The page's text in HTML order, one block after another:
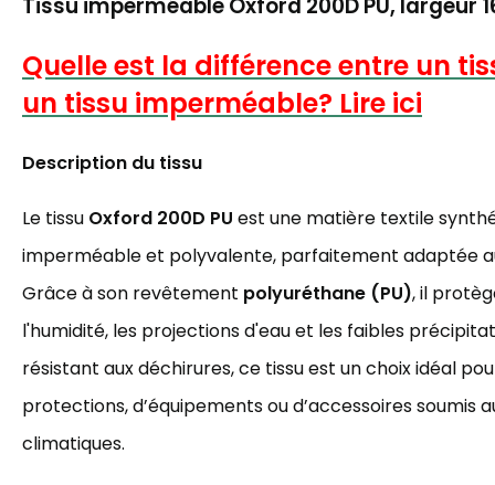
Tissu imperméable Oxford 200D PU, largeur
Quelle est la différence entre un
un tissu imperméable? Lire ici
Description du tissu
Le tissu Oxford 200D PU est une matière textile
imperméable et polyvalente, parfaitement adaptée
Grâce à son revêtement polyuréthane (PU), il
l'humidité, les projections d'eau et les faibles
résistant aux déchirures, ce tissu est un choix idéal
protections, d’équipements ou d’accessoires soumis
climatiques.